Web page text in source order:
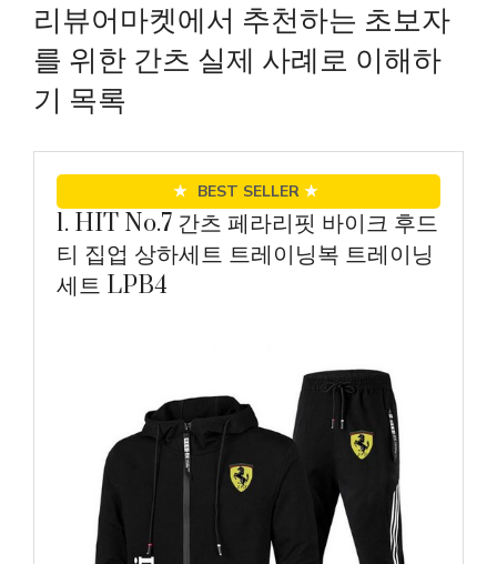
리뷰어마켓에서 추천하는 초보자
를 위한 간츠 실제 사례로 이해하
기 목록
★ BEST SELLER ★
1. HIT No.7 간츠 페라리핏 바이크 후드
티 집업 상하세트 트레이닝복 트레이닝
세트 LPB4